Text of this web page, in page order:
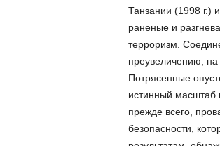
Танзании (1998 г.)
раненые и
терроризм.
преувеличению, на
Потрясенные
истинный масштаб
прежде всего,
безопасности,